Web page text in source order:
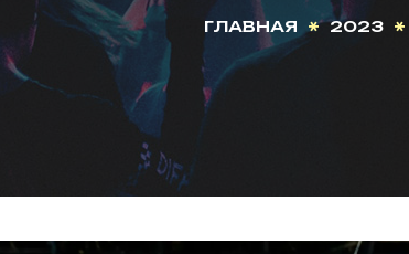
ГЛАВНАЯ 2023